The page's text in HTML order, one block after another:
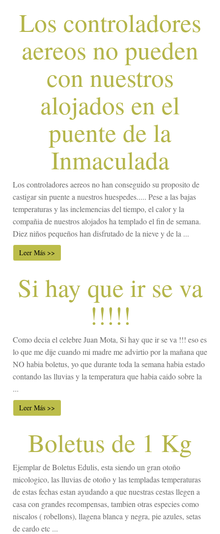
Los controladores
aereos no pueden
con nuestros
alojados en el
puente de la
Inmaculada
Los controladores aereos no han conseguido su proposito de
castigar sin puente a nuestros huespedes..... Pese a las bajas
temperaturas y las inclemencias del tiempo, el calor y la
compañia de nuestros alojados ha templado el fin de semana.
Diez niños pequeños han disfrutado de la nieve y de la ...
Leer Más >>
Si hay que ir se va
!!!!!
Como decia el celebre Juan Mota, Si hay que ir se va !!! eso es
lo que me dije cuando mi madre me advirtio por la mañana que
NO habia boletus, yo que durante toda la semana habia estado
contando las lluvias y la temperatura que habia caido sobre la
...
Leer Más >>
Boletus de 1 Kg
Ejemplar de Boletus Edulis, esta siendo un gran otoño
micologico, las lluvias de otoño y las templadas temperaturas
de estas fechas estan ayudando a que nuestras cestas llegen a
casa con grandes recompensas, tambien otras especies como
niscalos ( robellons), llagena blanca y negra, pie azules, setas
de cardo etc ...